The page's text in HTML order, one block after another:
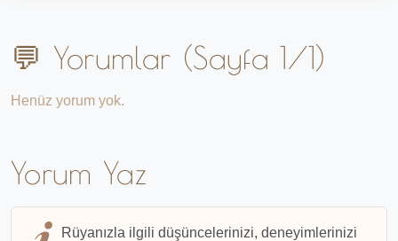
💬 Yorumlar (Sayfa 1/1)
Henüz yorum yok.
Yorum Yaz
Rüyanızla ilgili düşüncelerinizi, deneyimlerinizi